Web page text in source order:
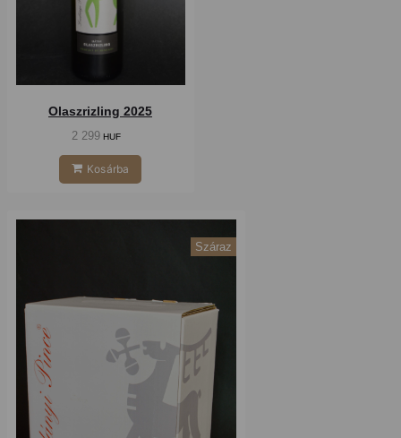
Olaszrizling 2025
2 299HUF
Kosárba
Száraz